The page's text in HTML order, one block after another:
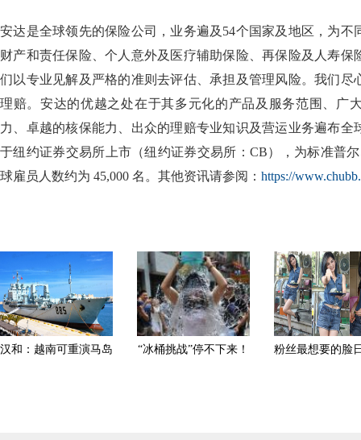
安达是全球领先的保险公司，业务遍及54个国家及地区，为不
财产和责任保险、个人意外及医疗辅助保险、再保险及人寿保
们以专业见解及严格的准则去评估、承担及管理风险。我们尽
理赔。安达的优越之处在于其多元化的产品及服务范围、广
力、卓越的核保能力、出众的理赔专业知识及营运业务遍布全
于纽约证券交易所上市（纽约证券交易所：CB），为标准普
球雇员人数约为 45,000 名。其他资讯请参阅： https://
汉和：越南可重演马岛
“冰桶挑战”停不下来！
粉丝最想要的脸